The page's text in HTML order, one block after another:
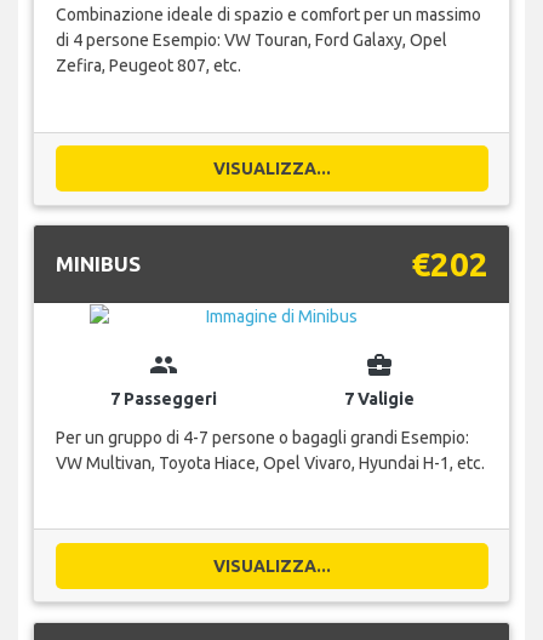
Combinazione ideale di spazio e comfort per un massimo
di 4 persone Esempio: VW Touran, Ford Galaxy, Opel
Zefira, Peugeot 807, etc.
VISUALIZZA...
MINIBUS €202
group
7 Passeggeri
business_center
7 Valigie
Per un gruppo di 4-7 persone o bagagli grandi Esempio:
VW Multivan, Toyota Hiace, Opel Vivaro, Hyundai H-1, etc.
VISUALIZZA...